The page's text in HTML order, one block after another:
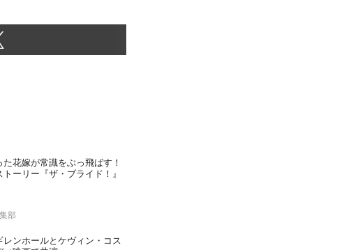
花嫁が常識をぶっ飛ばす！
ーリー『ザ・ブライド！』
部
レンホールとケヴィン・コス